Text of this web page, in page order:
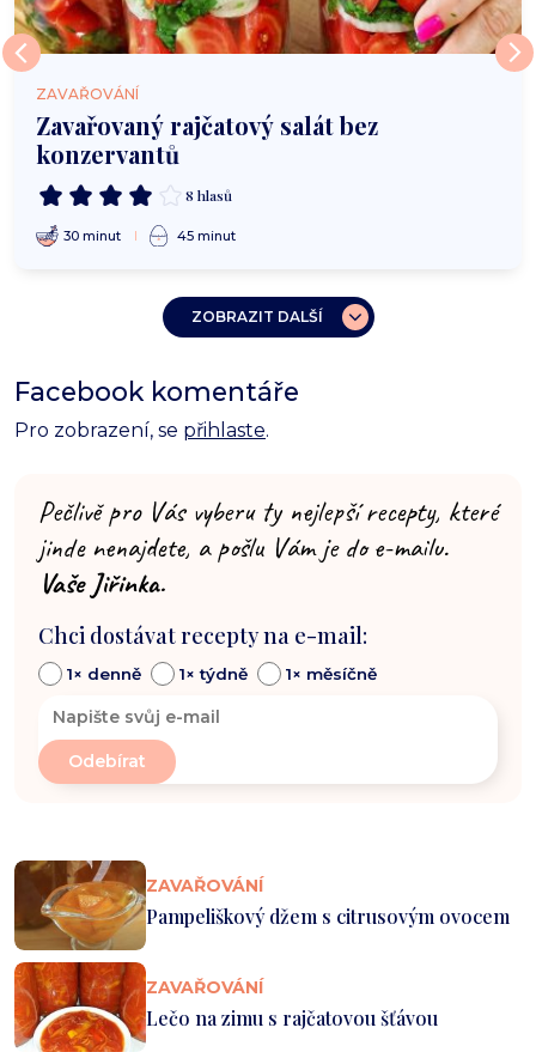
ZAVAŘOVÁNÍ
Zavařovaný rajčatový salát bez
konzervantů
8 hlasů
30 minut 45 minut
ZOBRAZIT DALŠÍ
Facebook komentáře
Pro zobrazení, se přihlaste.
Pečlivě pro Vás vyberu ty nejlepší recepty, které
jinde nenajdete, a pošlu Vám je do e-mailu.
Vaše Jiřinka.
Chci dostávat recepty na e-mail:
1× denně 1× týdně 1× měsíčně
ZAVAŘOVÁNÍ
Pampeliškový džem s citrusovým ovocem
ZAVAŘOVÁNÍ
Lečo na zimu s rajčatovou šťávou